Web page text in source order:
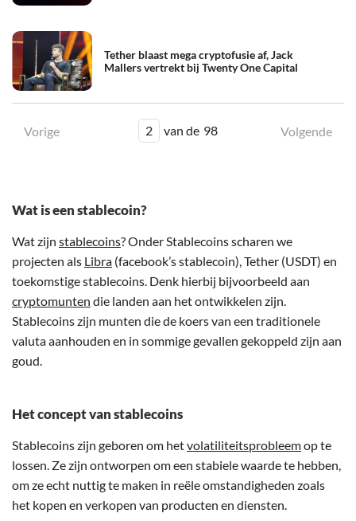
Tether blaast mega cryptofusie af, Jack
Mallers vertrekt bij Twenty One Capital
Vorige 2 van de 98 Volgende
Wat is een stablecoin?
Wat zijn stablecoins? Onder Stablecoins scharen we
projecten als Libra (facebook’s stablecoin), Tether (USDT) en
toekomstige stablecoins. Denk hierbij bijvoorbeeld aan
cryptomunten die landen aan het ontwikkelen zijn.
Stablecoins zijn munten die de koers van een traditionele
valuta aanhouden en in sommige gevallen gekoppeld zijn aan
goud.
Het concept van stablecoins
Stablecoins zijn geboren om hetvolatiliteitsprobleemop te
lossen. Ze zijn ontworpen om een stabiele waarde te hebben,
om ze echt nuttig te maken in reële omstandigheden zoals
het kopen en verkopen van producten en diensten.